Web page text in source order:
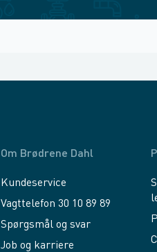
Om Brødrene Dahl
Kundeservice
Vagttelefon 30 10 89 89
Spørgsmål og svar
Job og karriere